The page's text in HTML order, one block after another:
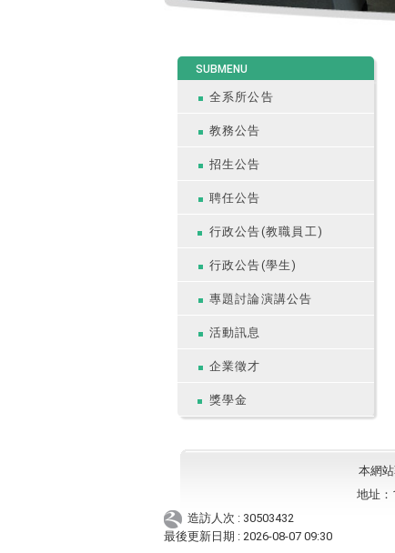
SUBMENU
全系所公告
教務公告
招生公告
聘任公告
行政公告(教職員工)
行政公告(學生)
專題討論演講公告
活動訊息
企業徵才
獎學金
本網
地址：
造訪人次 : 30503432
最後更新日期 : 2026-08-07 09:30